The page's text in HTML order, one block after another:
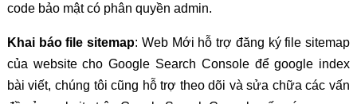
code bảo mật có phân quyền admin.
Khai báo file sitemap: Web Mới hỗ trợ đăng ký file sitemap
của website cho Google Search Console để google index
bài viết, chúng tôi cũng hỗ trợ theo dõi và sửa chữa các vấn